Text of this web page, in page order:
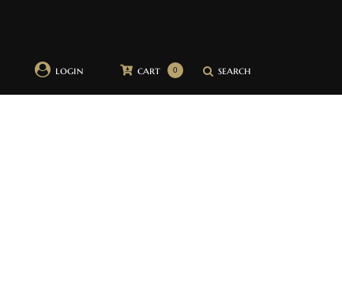
login 0
cart search